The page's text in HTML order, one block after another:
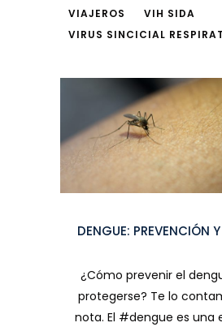
VIAJEROS
VIH SIDA
VIRUS SINCICIAL
DENGUE: PREVENCIÓN
¿Cómo prevenir el
protegerse? Te lo
nota. El #dengue es una